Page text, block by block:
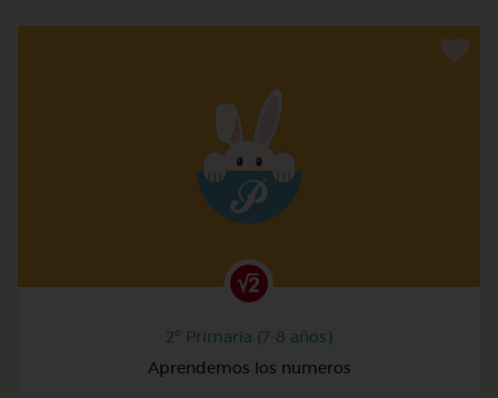
2º Primaria (7-8 años)
Aprendemos los numeros